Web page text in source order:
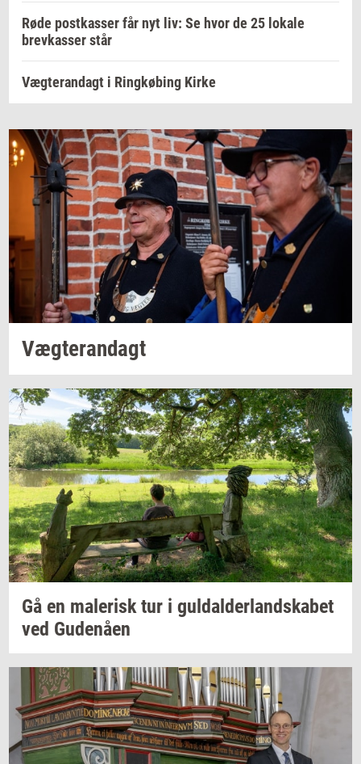
Røde postkasser får nyt liv: Se hvor de 25 lokale
brevkasser står
Vægterandagt i Ringkøbing Kirke
Væg­te­ran­dagt
Gå en ma­le­risktur i gul­dal­der­land­ska­bet
ved Gu­denå­en